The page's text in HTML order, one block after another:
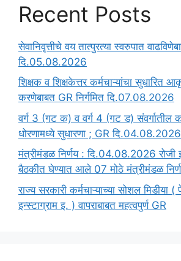
Recent Posts
सेवानिवृत्तीचे वय तात्पुरत्या स्वरुपात
दि.05.08.2026
‍शिक्षक व शिक्षकेत्तर कर्मचाऱ्यांचा सुधारित
करणेबाबत GR निर्गमित दि.07.08.2026
वर्ग 3 (गट क) व वर्ग 4 (गट ड) संवर्गातील
धोरणामध्ये सुधारणा ; GR दि.04.08.2026
मंत्रीमंडळ निर्णय : दि.04.08.2026 रोजी
बैठकीत घेण्यात आले 07 मोठे मंत्रीमंडळ
राज्य सरकारी कर्मचाऱ्याच्या सोशल
इन्स्टाग्राम इ. ) वापराबाबत महत्वपुर्ण GR